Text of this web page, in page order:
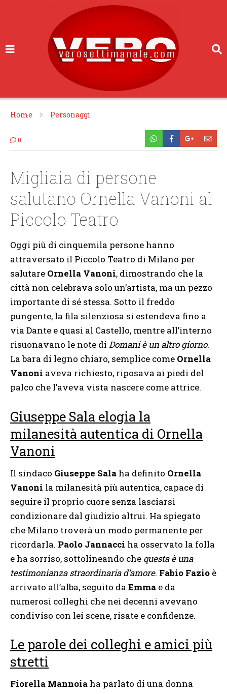
Home Personaggi
0
Migliaia di persone
salutano Ornella Vanoni al
Piccolo Teatro
Oggi più di cinquemila persone hanno
attraversato il Piccolo Teatro di Milano per
salutare Ornella Vanoni, dimostrando che la
città non celebrava solo un’artista, ma un pezzo
importante di sé stessa. Sotto il freddo
pungente, la fila silenziosa si estendeva fino a
via Dante e quasi al Castello, mentre all’interno
risuonavano le note di Domani è un altro giorno.
La bara di legno chiaro, semplice come Ornella
Vanoni aveva richiesto, riposava ai piedi del
palco che l’aveva vista nascere come attrice.
Giuseppe Sala elogia la
milanesità autentica di Ornella
Vanoni
Il sindaco Giuseppe Sala ha definito Ornella
Vanoni la milanesità più autentica, capace di
seguire il proprio cuore senza lasciarsi
condizionare dal giudizio altrui. Ha spiegato
che Milano troverà un modo permanente per
ricordarla. Paolo Jannacci ha osservato la folla
e ha sorriso, sottolineando che questa è una
testimonianza straordinaria d’amore. Fabio Fazio è
arrivato all’alba, seguito da Emma e da
numerosi colleghi che nei decenni avevano
condiviso con lei scene, risate e confidenze.
Le parole dei colleghi e amici più
stretti
Fiorella Mannoia ha parlato di una donna